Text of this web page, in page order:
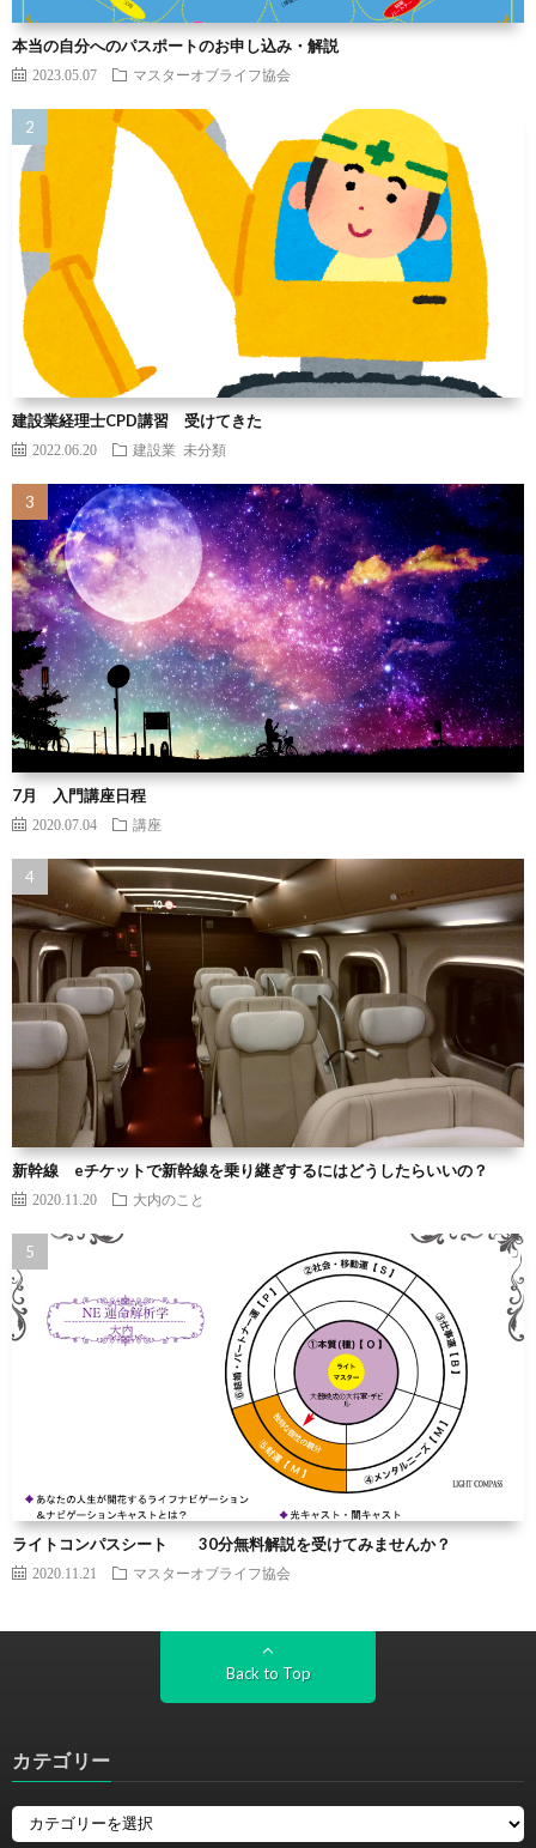
本当の自分へのパスポートのお申し込み・解説
2023.05.07 マスターオブライフ協会
建設業経理士CPD講習 受けてきた
2022.06.20 建設業 未分類
7月 入門講座日程
2020.07.04 講座
新幹線 eチケットで新幹線を乗り継ぎするにはどうしたらいいの？
2020.11.20 大内のこと
ライトコンパスシート 30分無料解説を受けてみませんか？
2020.11.21 マスターオブライフ協会
Back to Top
カテゴリー